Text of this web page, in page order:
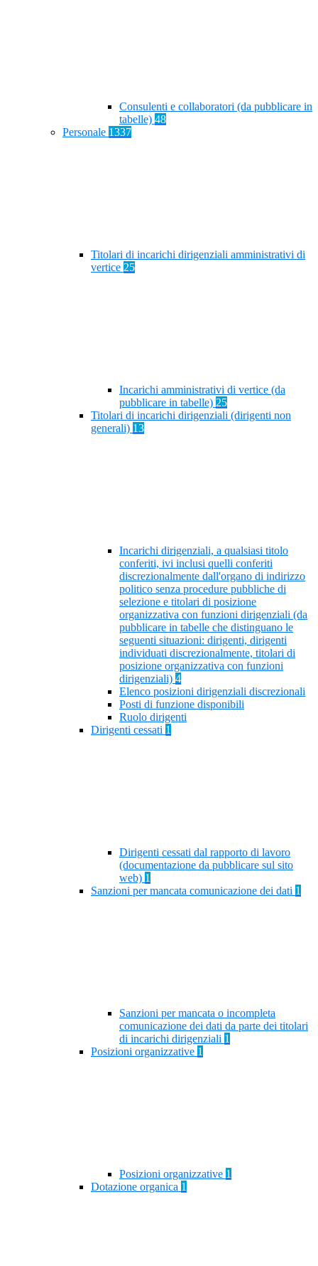
Consulenti e collaboratori (da pubblicare in
tabelle) 48
Personale 1337
Titolari di incarichi dirigenziali amministrativi di
vertice 25
Incarichi amministrativi di vertice (da
pubblicare in tabelle) 25
Titolari di incarichi dirigenziali (dirigenti non
generali) 13
Incarichi dirigenziali, a qualsiasi titolo
conferiti, ivi inclusi quelli conferiti
discrezionalmente dall'organo di indirizzo
politico senza procedure pubbliche di
selezione e titolari di posizione
organizzativa con funzioni dirigenziali (da
pubblicare in tabelle che distinguano le
seguenti situazioni: dirigenti, dirigenti
individuati discrezionalmente, titolari di
posizione organizzativa con funzioni
dirigenziali) 4
Elenco posizioni dirigenziali discrezionali
Posti di funzione disponibili
Ruolo dirigenti
Dirigenti cessati 1
Dirigenti cessati dal rapporto di lavoro
(documentazione da pubblicare sul sito
web) 1
Sanzioni per mancata comunicazione dei dati 1
Sanzioni per mancata o incompleta
comunicazione dei dati da parte dei titolari
di incarichi dirigenziali 1
Posizioni organizzative 1
Posizioni organizzative 1
Dotazione organica 1